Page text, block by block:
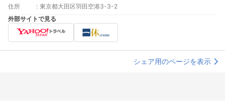
住所 : 東京都大田区羽田空港3-3-2
外部サイトで見る
シェア用のページを表示